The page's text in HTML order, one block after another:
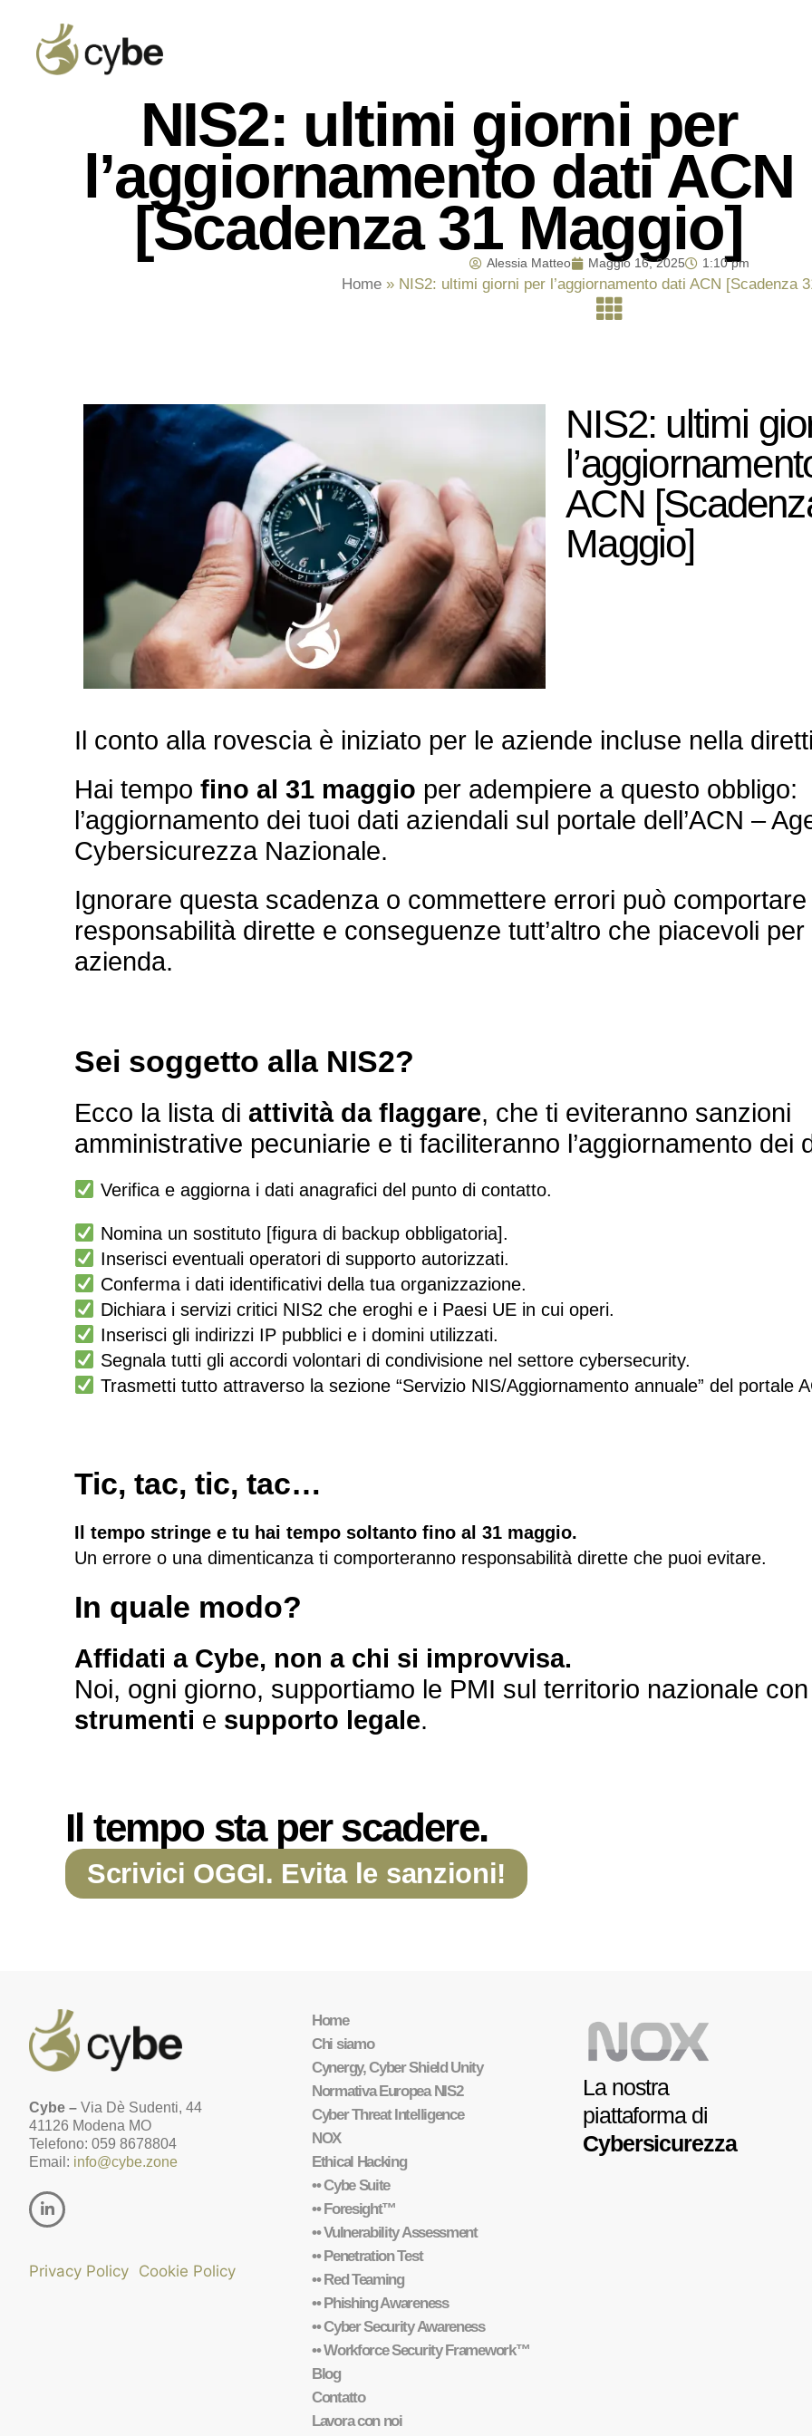
NIS2: ultimi giorni per
l’aggiornamento dati ACN
[Scadenza 31 Maggio]
Alessia Matteo Maggio 16, 2025 1:10 pm
Home » NIS2: ultimi giorni per l’aggiornamento dati ACN [Scadenza
NIS2: ultimi
ACN
Maggio]
Il conto alla rovescia è iniziato per le aziende incluse nella
Hai tempo fino al 31 maggio per adempiere a questo obbligo:
l’aggiornamento dei tuoi dati aziendali sul portale dell’ACN –
Cybersicurezza Nazionale.
Ignorare questa scadenza o commettere errori può comportare
responsabilità dirette e conseguenze tutt’altro che piacevoli per
azienda.
Sei soggetto alla NIS2?
Ecco la lista di attività da flaggare, che ti eviteranno sanzioni
amministrative pecuniarie e ti faciliteranno l’aggiornamento dei
Verifica e aggiorna i dati anagrafici del punto di contatto.
Nomina un sostituto [figura di backup obbligatoria].
Inserisci eventuali operatori di supporto autorizzati.
Conferma i dati identificativi della tua organizzazione.
Dichiara i servizi critici NIS2 che eroghi e i Paesi UE in cui operi.
Inserisci gli indirizzi IP pubblici e i domini utilizzati.
Segnala tutti gli accordi volontari di condivisione nel settore cybersecurity.
Trasmetti tutto attraverso la sezione “Servizio NIS/Aggiornamento annuale” del portale
Tic, tac, tic, tac…
Il tempo stringe e tu hai tempo soltanto fino al 31 maggio.
Un errore o una dimenticanza ti comporteranno responsabilità dirette che puoi evitare.
In quale modo?
Affidati a Cybe, non a chi si improvvisa.
Noi, ogni giorno, supportiamo le PMI sul territorio nazionale
strumenti e supporto legale.
Il tempo sta per scadere.
Scrivici OGGI. Evita le sanzioni!
Cybe – Via Dè Sudenti, 44
41126 Modena MO
Telefono: 059 8678804
Email: info@cybe.zone
Privacy Policy Cookie Policy
Home
Chi siamo
Cynergy, Cyber Shield Unity
Normativa Europea NIS2
Cyber Threat Intelligence
NOX
Ethical Hacking
•• Cybe Suite
•• Foresight™
•• Vulnerability Assessment
•• Penetration Test
•• Red Teaming
•• Phishing Awareness
•• Cyber Security Awareness
•• Workforce Security Framework™
Blog
Contatto
Lavora con noi
La nostra
piattaforma di
Cybersicurezza